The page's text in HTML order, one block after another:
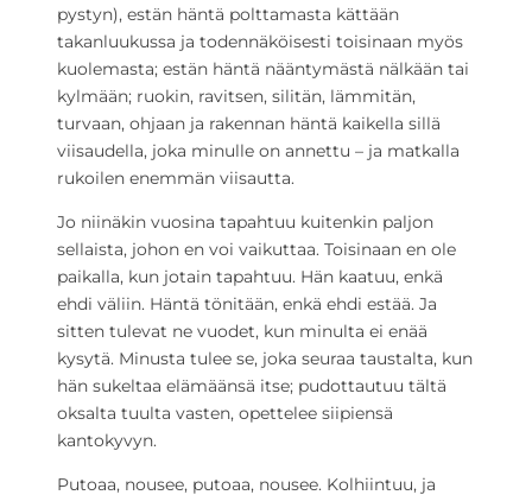
pystyn), estän häntä polttamasta kättään
takanluukussa ja todennäköisesti toisinaan myös
kuolemasta; estän häntä nääntymästä nälkään tai
kylmään; ruokin, ravitsen, silitän, lämmitän,
turvaan, ohjaan ja rakennan häntä kaikella sillä
viisaudella, joka minulle on annettu – ja matkalla
rukoilen enemmän viisautta.
Jo niinäkin vuosina tapahtuu kuitenkin paljon
sellaista, johon en voi vaikuttaa. Toisinaan en ole
paikalla, kun jotain tapahtuu. Hän kaatuu, enkä
ehdi väliin. Häntä tönitään, enkä ehdi estää. Ja
sitten tulevat ne vuodet, kun minulta ei enää
kysytä. Minusta tulee se, joka seuraa taustalta, kun
hän sukeltaa elämäänsä itse; pudottautuu tältä
oksalta tuulta vasten, opettelee siipiensä
kantokyvyn.
Putoaa, nousee, putoaa, nousee. Kolhiintuu, ja